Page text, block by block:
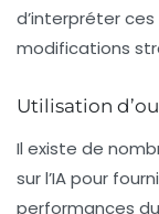
d’interpréter
modifications
Utilisation
Il existe de
sur l’IA pour
performances